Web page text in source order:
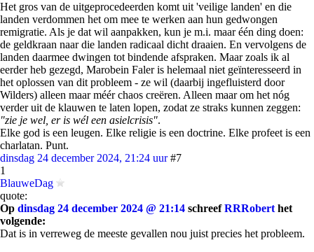
Het gros van de uitgeprocedeerden komt uit 'veilige landen' en die
landen verdommen het om mee te werken aan hun gedwongen
remigratie. Als je dat wil aanpakken, kun je m.i. maar één ding doen:
de geldkraan naar die landen radicaal dicht draaien. En vervolgens de
landen daarmee dwingen tot bindende afspraken. Maar zoals ik al
eerder heb gezegd, Marobein Faler is helemaal niet geïnteresseerd in
het oplossen van dit probleem - ze wil (daarbij ingefluisterd door
Wilders) alleen maar méér chaos creëren. Alleen maar om het nóg
verder uit de klauwen te laten lopen, zodat ze straks kunnen zeggen:
"zie je wel, er is wél een asielcrisis".
Elke god is een leugen. Elke religie is een doctrine. Elke profeet is een
charlatan. Punt.
dinsdag 24 december 2024, 21:24 uur #7
1
BlauweDag
quote:
Op dinsdag 24 december 2024 @ 21:14 schreefRRRobert het
volgende:
Dat is in verreweg de meeste gevallen nou juist precies het probleem.